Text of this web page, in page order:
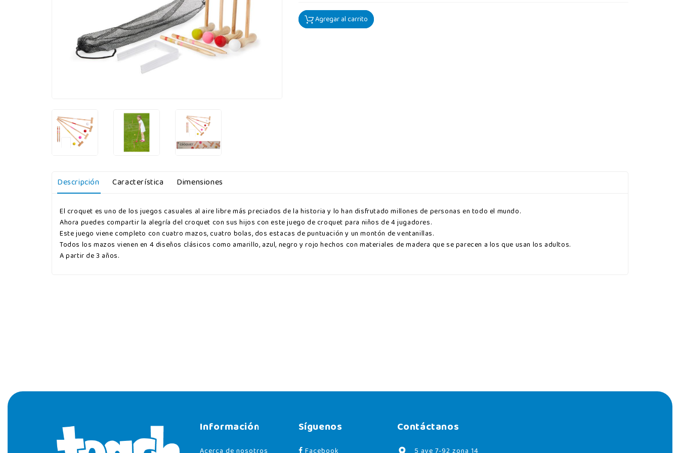
Agregar al carrito
Descripción Característica Dimensiones
El croquet es uno de los juegos casuales al aire libre más preciados de la historia y lo han disfrutado millones de personas en todo el mundo.
Ahora puedes compartir la alegría del croquet con sus hijos con este juego de croquet para niños de 4 jugadores.
Este juego viene completo con cuatro mazos, cuatro bolas, dos estacas de puntuación y un montón de ventanillas.
Todos los mazos vienen en 4 diseños clásicos como amarillo, azul, negro y rojo hechos con materiales de madera que se parecen a los que usan los adultos.
A partir de 3 años.
Información Síguenos Contáctanos